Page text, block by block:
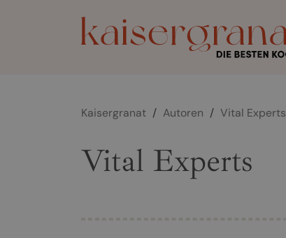
Kaisergranat / Autoren / Vital Experts
Vital Experts